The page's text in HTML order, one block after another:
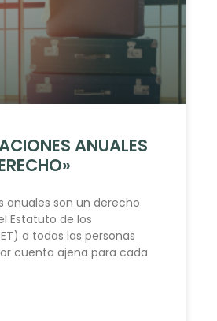
ANUALES
anuales son un derecho
Estatuto de los
a todas las personas
cuenta ajena para cada